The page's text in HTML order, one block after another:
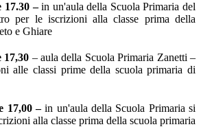
17.30 –in un'aula della Scuola Primaria del
per le iscrizioni alla classe prima della
e Ghiare
17,30 – aula della Scuola Primaria Zanetti –
alle classi prime della scuola primaria di
17,00–in un'aula della Scuola Primaria si
alla classe prima della scuola primaria